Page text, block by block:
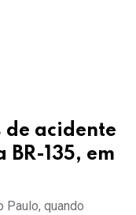
de acidente
135, em
Paulo, quando